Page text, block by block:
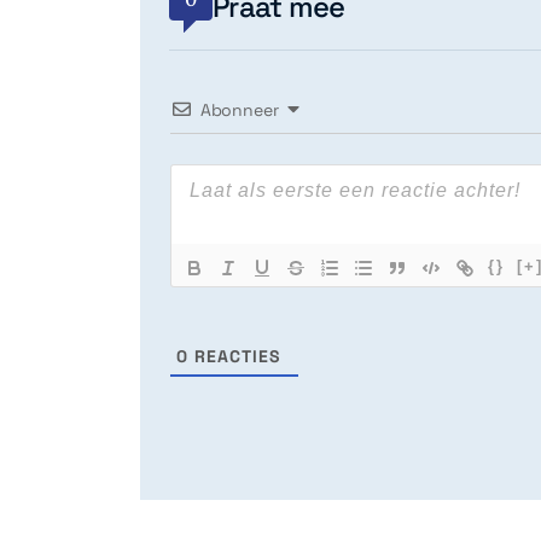
Abonneer
{}
0 REACTIES